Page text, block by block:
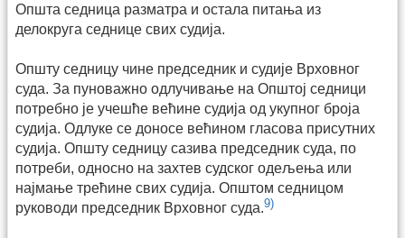
Општа седница разматра и остала питања из
делокруга седнице свих судија.
Општу седницу чине председник и судије Врховног
суда. За пуноважно одлучивање на Општој седници
потребно је учешће већине судија од укупног броја
судија. Одлуке се доносе већином гласова присутних
судија. Општу седницу сазива председник суда, по
потреби, односно на захтев судског одељења или
најмање трећине свих судија. Општом седницом
руководи председник Врховног суда.9)